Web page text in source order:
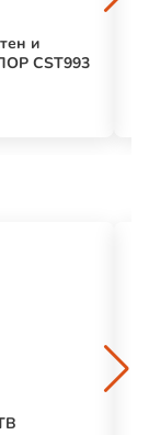
и
CST993